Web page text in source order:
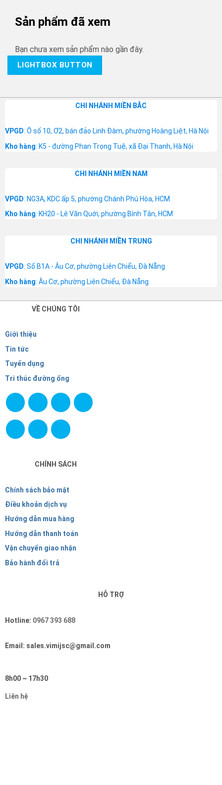
Sản phẩm đã xem
Bạn chưa xem sản phẩm nào gần đây.
LIGHTBOX BUTTON
CHI NHÁNH MIỀN BẮC
VPGD: Ô số 10, Ơ2, bán đảo Linh Đàm, phường Hoàng Liệt, Hà Nội
Kho hàng: K5 - đường Phan Trọng Tuệ, xã Đại Thanh, Hà Nội
CHI NHÁNH MIỀN NAM
VPGD: NG3A, KDC ấp 5, phường Chánh Phú Hòa, HCM
Kho hàng: KH20 - Lê Văn Quới, phường Bình Tân, HCM
CHI NHÁNH MIỀN TRUNG
VPGD: Số B1A - Âu Cơ, phường Liên Chiểu, Đà Nẵng
Kho hàng: Âu Cơ, phường Liên Chiểu, Đà Nẵng
VỀ CHÚNG TÔI
Giới thiệu
Tin tức
Tuyển dụng
Tri thúc đường ống
CHÍNH SÁCH
Chính sách bảo mật
Điều khoản dịch vụ
Hướng dẫn mua hàng
Hướng dẫn thanh toán
Vận chuyển giao nhận
Bảo hành đổi trả
HỖ TRỢ
Hotline: 0967 393 688
Email: sales.vimijsc@gmail.com
8h00 ~ 17h30
Liên hệ